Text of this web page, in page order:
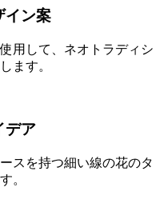
イン案
用して、ネオトラディシ
ます。
デア
スを持つ細い線の花のタ
。